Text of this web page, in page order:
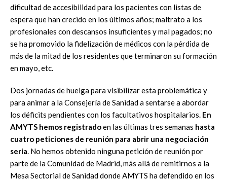
dificultad de accesibilidad para los pacientes con listas de
espera que han crecido en los últimos años; maltrato a los
profesionales con descansos insuficientes y mal pagados; no
se ha promovido la fidelización de médicos con la pérdida de
más de la mitad de los residentes que terminaron su formación
en mayo, etc.
Dos jornadas de huelga para visibilizar esta problemática y
para animar a la Consejería de Sanidad a sentarse a abordar
los déficits pendientes con los facultativos hospitalarios. En
AMYTS hemos registradoen las últimas tres semanas hasta
cuatro peticiones de reunión para abrir una negociación
seria. No hemos obtenido ninguna petición de reunión por
parte de la Comunidad de Madrid, más allá de remitirnos a la
Mesa Sectorial de Sanidad donde AMYTS ha defendido en los